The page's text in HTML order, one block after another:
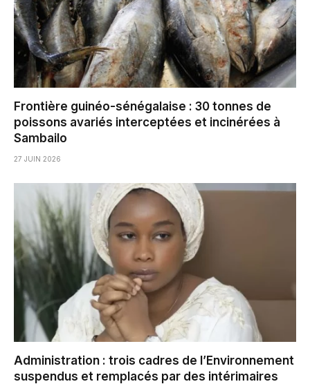
Frontière guinéo-sénégalaise : 30 tonnes de
poissons avariés interceptées et incinérées à
Sambailo
27 JUIN 2026
Administration : trois cadres de l’Environnement
suspendus et remplacés par des intérimaires